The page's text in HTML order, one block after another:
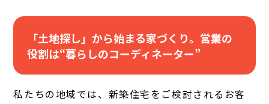
「土地探し」から始まる家づくり。営業の
役割は“暮らしのコーディネーター”
私たちの地域では、新築住宅をご検討されるお客